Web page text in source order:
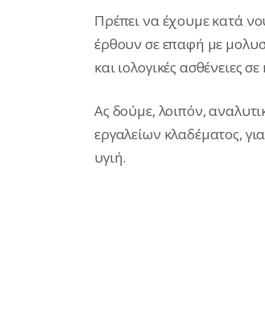
Πρέπει να έχουμε κατά
έρθουν σε επαφή με
και ιολογικές ασθένειες
Ας δούμε, λοιπόν,
εργαλείων κλαδέματος,
υγιή.